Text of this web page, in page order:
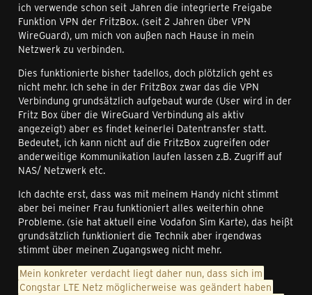
ich verwende schon seit Jahren die integrierte Freigabe
Funktion VPN der FritzBox. (seit 2 Jahren über VPN
WireGuard), um mich von außen nach Hause in mein
Netzwerk zu verbinden.
Dies funktionierte bisher tadellos, doch plötzlich geht es
nicht mehr. Ich sehe in der FritzBox zwar das die VPN
Verbindung grundsätzlich aufgebaut wurde (User wird in der
Fritz Box über die WireGuard Verbindung als aktiv
angezeigt) aber es findet keinerlei Datentransfer statt.
Bedeutet, ich kann nicht auf die FritzBox zugreifen oder
anderweitige Kommunikation laufen lassen z.B. Zugriff auf
NAS/ Netzwerk etc.
Ich dachte erst, dass was mit meinem Handy nicht stimmt
aber bei meiner Frau funktioniert alles weiterhin ohne
Probleme. (sie hat aktuell eine Vodafon Sim Karte), das heißt
grundsätzlich funktioniert die Technik aber irgendwas
stimmt über meinen Zugangsweg nicht mehr.
Mein konkreter verdacht liegt daher nun, dass sich im
Congstar LTE Netz möglicherweise was geändert haben